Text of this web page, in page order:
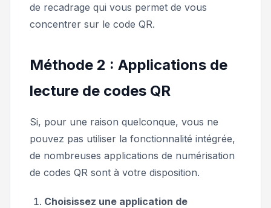
de recadrage qui vous permet de vous
concentrer sur le code QR.
Méthode 2 : Applications de
lecture de codes QR
Si, pour une raison quelconque, vous ne
pouvez pas utiliser la fonctionnalité intégrée,
de nombreuses applications de numérisation
de codes QR sont à votre disposition.
Choisissez une application de